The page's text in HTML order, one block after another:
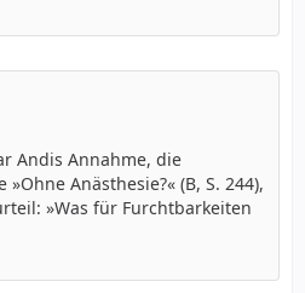
Andis Annahme, die
Anästhesie?« (B, S. 244),
»Was für Furchtbarkeiten